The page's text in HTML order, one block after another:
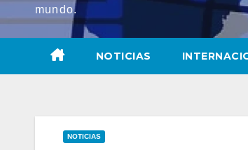
mundo.
NOTICIAS
NOTICIAS